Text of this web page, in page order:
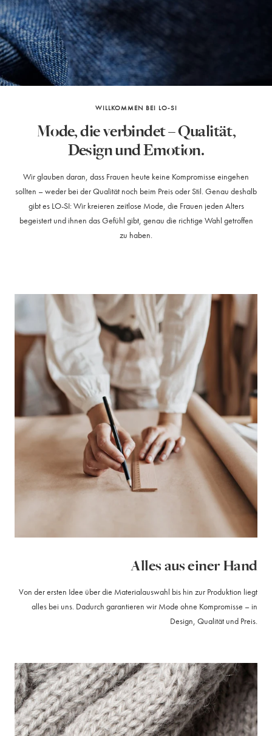
WILLKOMMEN BEI LO-SI
Mode, die verbindet – Qualität,
Design und Emotion.
Wir glauben daran, dass Frauen heute keine Kompromisse eingehen
sollten – weder bei der Qualität noch beim Preis oder Stil. Genau deshalb
gibt es LO-SI: Wir kreieren zeitlose Mode, die Frauen jeden Alters
begeistert und ihnen das Gefühl gibt, genau die richtige Wahl getroffen
zu haben.
Alles aus einer Hand
Von der ersten Idee über die Materialauswahl bis hin zur Produktion liegt
alles bei uns. Dadurch garantieren wir Mode ohne Kompromisse – in
Design, Qualität und Preis.